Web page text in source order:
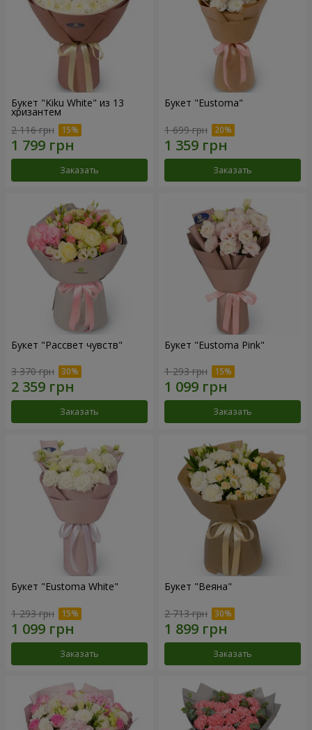
Букет "Kiku White" из 13
хризантем
2 116 грн
Заказать
Букет "Eustoma"
1 699 грн
Заказать
Букет "Рассвет чувств"
3 370 грн
Заказать
Букет "Eustoma Pink"
1 293 грн
Заказать
Букет "Eustoma White"
1 293 грн
Заказать
Букет "Веяна"
2 713 грн
Заказать